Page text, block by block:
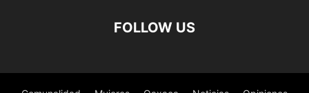
FOLLOW US